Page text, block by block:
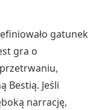
gatunek
gra o
Bestią. Jeśli
narrację,